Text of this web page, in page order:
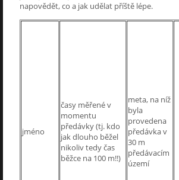
napovědět, co a jak udělat příště lépe.
jméno
časy měřené v
momentu
předávky (tj. kdo
jak dlouho běžel
nikoliv tedy čas
běžce na 100 m!!)
meta, na níž
byla
provedena
předávka v
30 m
předávacím
území